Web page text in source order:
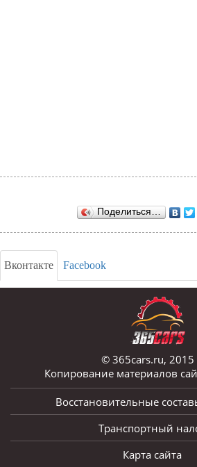
Поделиться…
Вконтакте Facebook
© 365cars.ru, 2015
Копирование материалов
Восстановительные
Транспортный
Карта сайта